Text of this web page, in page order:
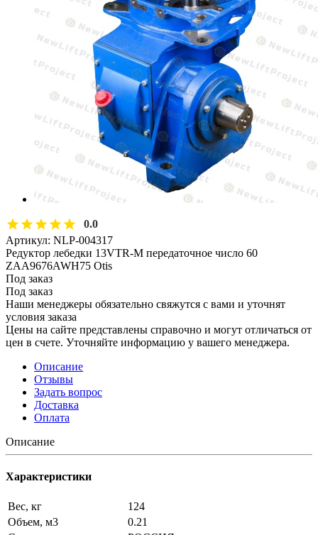
0.0
Артикул: NLP-004317
Редуктор лебедки 13VTR-M передаточное число 60
ZAA9676AWH75 Otis
Под заказ
Под заказ
Наши менеджеры обязательно свяжутся с вами и уточнят
условия заказа
Цены на сайте представлены справочно и могут отличаться от
цен в счете. Уточняйте информацию у вашего менеджера.
Описание
Отзывы
Задать вопрос
Доставка
Оплата
Описание
Характеристики
Вес, кг
124
Объем, м3
0.21